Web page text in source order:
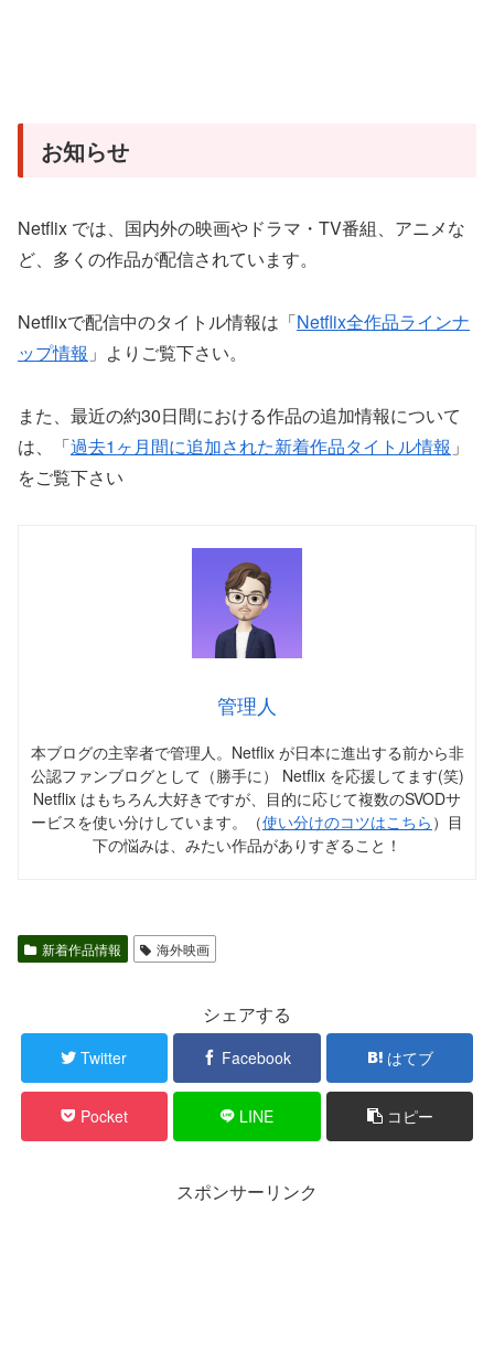
お知らせ
Netflix では、国内外の映画やドラマ・TV番組、アニメな
ど、多くの作品が配信されています。
Netflixで配信中のタイトル情報は「Netflix全作品ラインナ
ップ情報 」よりご覧下さい。
また、最近の約30日間における作品の追加情報について
は、「過去1ヶ月間に追加された新着作品タイトル情報 」
をご覧下さい
管理人
本ブログの主宰者で管理人。Netflix が日本に進出する前から非
公認ファンブログとして（勝手に） Netflix を応援してます(笑)
Netflix はもちろん大好きですが、目的に応じて複数のSVODサ
ービスを使い分けしています。（使い分けのコツはこちら ）目
下の悩みは、みたい作品がありすぎること！
新着作品情報 海外映画
シェアする
Twitter Facebook はてブ
Pocket LINE コピー
スポンサーリンク